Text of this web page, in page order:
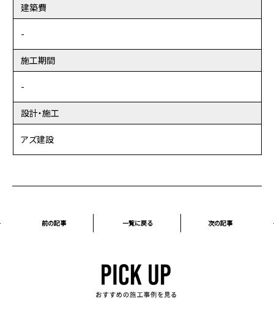
建築費
-
施工期間
-
設計・施工
アズ建設
前の記事 一覧に戻る 次の記事